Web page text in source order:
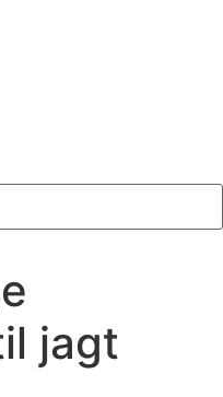
jagt